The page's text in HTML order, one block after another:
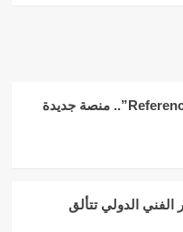
آلاء الرفاعي تعلن انطلاق معرض “Reference”.. منصة جديدة
الفني الدولي تتألق